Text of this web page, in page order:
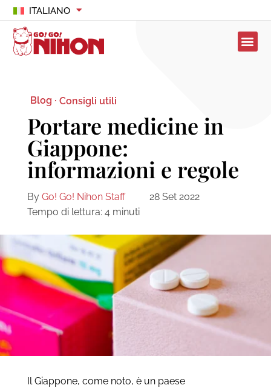
ITALIANO
Blog · Consigli utili
Portare medicine in
Giappone:
informazioni e regole
By Go! Go! Nihon Staff
28 Set 2022
Tempo di lettura: 4 minuti
Il Giappone, come noto, è un paese